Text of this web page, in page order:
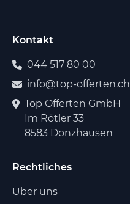
Kontakt
044 517 80 00
info@top-offerten.ch
Top Offerten GmbH
Im Rötler 33
8583 Donzhausen
Rechtliches
Über uns